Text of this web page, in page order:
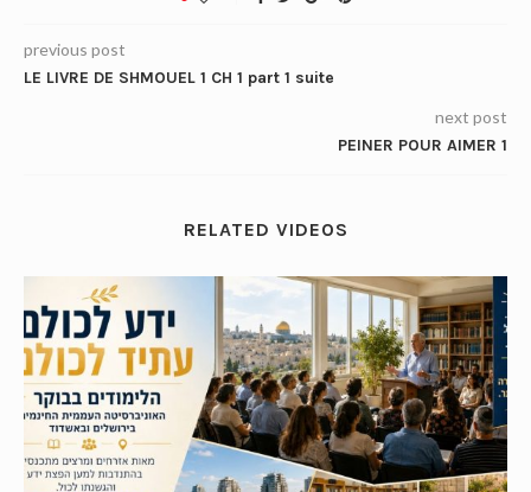
previous post
LE LIVRE DE SHMOUEL 1 CH 1 part 1 suite
next post
PEINER POUR AIMER 1
RELATED VIDEOS